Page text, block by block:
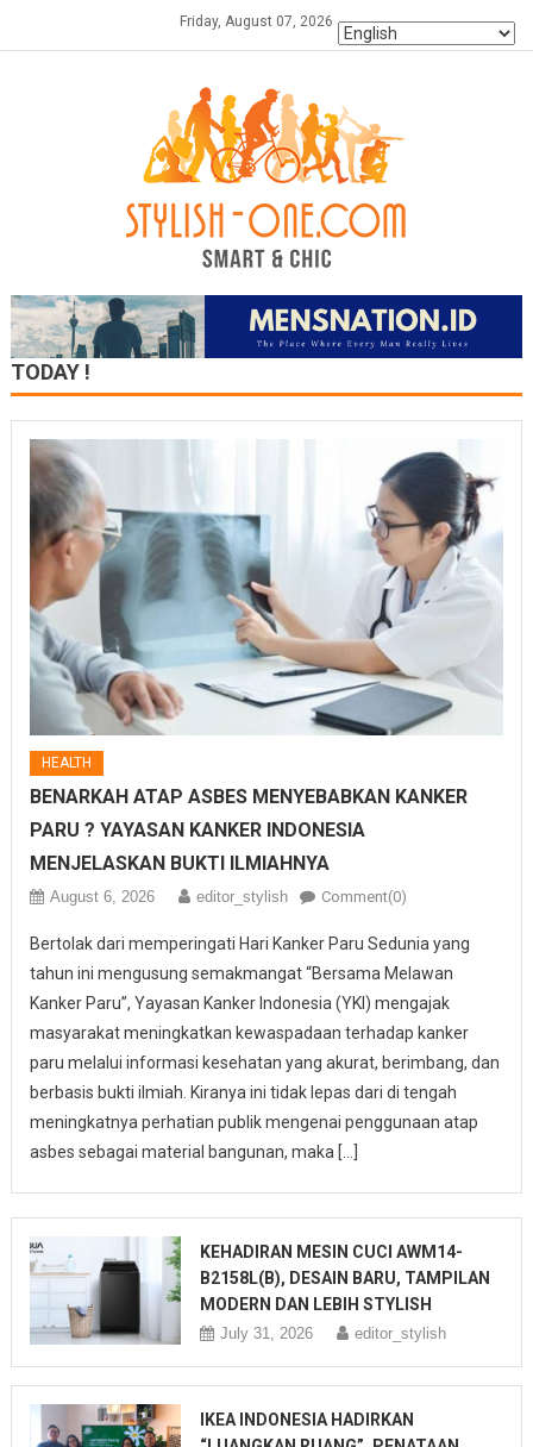
Friday, August 07, 2026
TODAY !
HEALTH
BENARKAH ATAP ASBES MENYEBABKAN KANKER
PARU ? YAYASAN KANKER INDONESIA
MENJELASKAN BUKTI ILMIAHNYA
August 6, 2026 editor_stylish Comment(0)
Bertolak dari memperingati Hari Kanker Paru Sedunia yang
tahun ini mengusung semakmangat “Bersama Melawan
Kanker Paru”, Yayasan Kanker Indonesia (YKI) mengajak
masyarakat meningkatkan kewaspadaan terhadap kanker
paru melalui informasi kesehatan yang akurat, berimbang, dan
berbasis bukti ilmiah. Kiranya ini tidak lepas dari di tengah
meningkatnya perhatian publik mengenai penggunaan atap
asbes sebagai material bangunan, maka […]
KEHADIRAN MESIN CUCI AWM14-
B2158L(B), DESAIN BARU, TAMPILAN
MODERN DAN LEBIH STYLISH
July 31, 2026 editor_stylish
IKEA INDONESIA HADIRKAN